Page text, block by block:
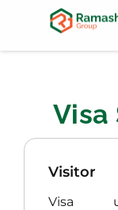
Visa
Visitor
Visa